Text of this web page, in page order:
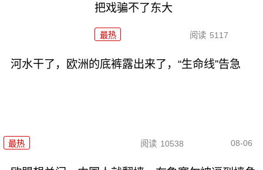
把戏骗不了东大
最热 阅读 5117
河水干了，欧洲的底裤露出来了，“生命线”告急
最热 阅读 10538 08-06